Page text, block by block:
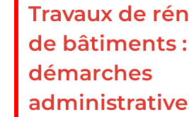
Travaux de
de bâtiments
démarches